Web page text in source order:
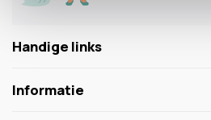
Handige links
Informatie